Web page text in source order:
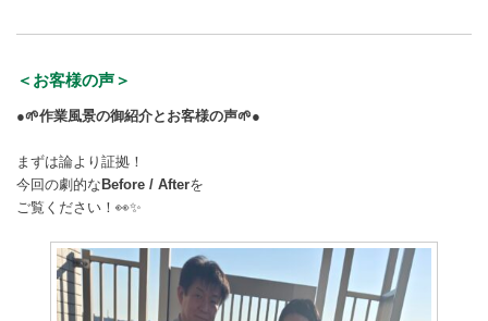
＜お客様の声＞
●🌱作業風景の御紹介とお客様の声🌱●
まずは論より証拠！
今回の劇的な Before / Afterを
ご覧ください！👀✨